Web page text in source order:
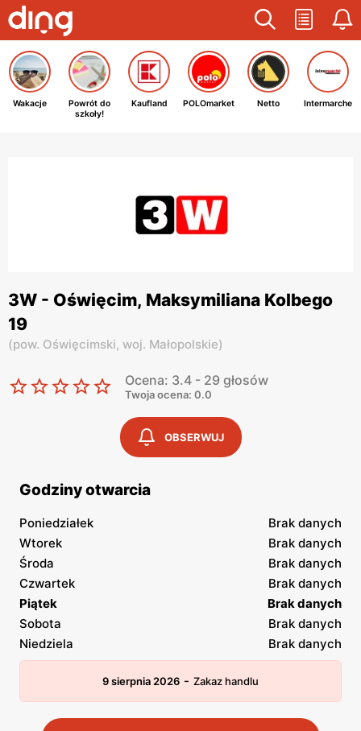
Wakacje
Powrót do
szkoły!
Kaufland POLOmarket Netto Intermarche
3W - Oświęcim, Maksymiliana Kolbego
19
(pow. Oświęcimski, woj. Małopolskie)
Ocena: 3.4 - 29 głosów
Twoja ocena: 0.0
OBSERWUJ
Godziny otwarcia
Poniedziałek
Brak danych
Wtorek
Brak danych
Środa
Brak danych
Czwartek
Brak danych
Piątek
Brak danych
Sobota
Brak danych
Niedziela
Brak danych
9 sierpnia 2026 - Zakaz handlu